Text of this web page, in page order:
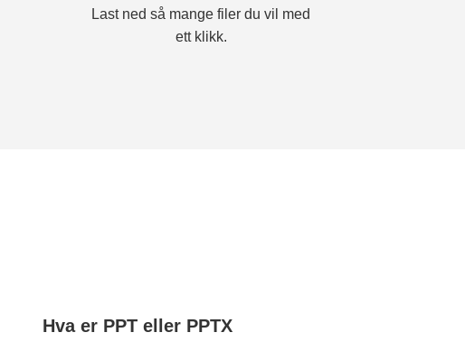
Last ned så mange filer du vil med
ett klikk.
Hva er PPT eller PPTX